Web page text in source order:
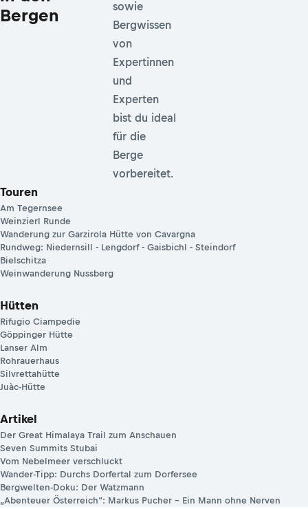
Bergen
sowie
Bergwissen
von
Expertinnen
und
Experten
bist du ideal
für die
Berge
vorbereitet.
Touren
Am Tegernsee
Weinzierl Runde
Wanderung zur Garzirola Hütte von Cavargna
Rundweg: Niedernsill - Lengdorf - Gaisbichl - Steindorf
Bielschitza
Weinwanderung Nussberg
Hütten
Rifugio Ciampedie
Göppinger Hütte
Lanser Alm
Rohrauerhaus
Silvrettahütte
Juàc-Hütte
Artikel
Der Great Himalaya Trail zum Anschauen
Seven Summits Stubai
Vom Nebelmeer verschluckt
Wander-Tipp: Durchs Dorfertal zum Dorfersee
Bergwelten-Doku: Der Watzmann
„Abenteuer Österreich“: Markus Pucher – Ein Mann ohne Nerven